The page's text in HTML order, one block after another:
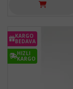
KARGO
BEDAVA
HIZLI
KARGO